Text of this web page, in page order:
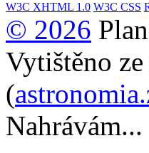
W3C XHTML 1.0 W3C CSS
© 2026
Vytištěno
(
Nahrávám...